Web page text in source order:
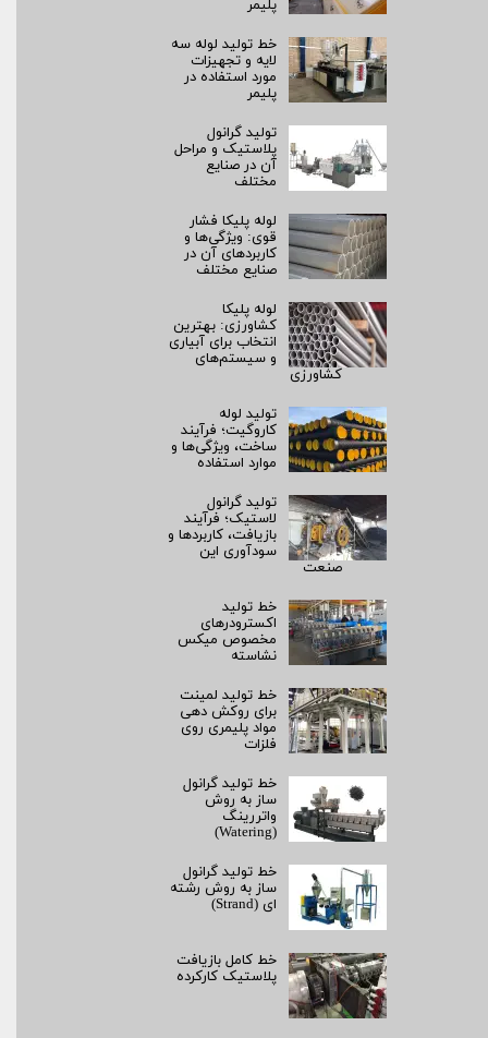
پلیمر
خط تولید لوله سه
لایه و تجهیزات
مورد استفاده در
پلیمر
تولید گرانول
پلاستیک و مراحل
آن در صنایع
مختلف
لوله پلیکا فشار
قوی: ویژگی‌ها و
کاربردهای آن در
صنایع مختلف
لوله پلیکا
کشاورزی: بهترین
انتخاب برای آبیاری
و سیستم‌های
کشاورزی
تولید لوله
کاروگیت؛ فرآیند
ساخت، ویژگی‌ها و
موارد استفاده
تولید گرانول
لاستیک؛ فرآیند
بازیافت، کاربردها و
سودآوری این
صنعت
خط تولید
اکسترودرهای
مخصوص میکس
نشاسته
خط تولید لمینت
برای روکش‌ دهی
مواد پلیمری روی
فلزات
خط تولید گرانول
ساز به روش
واتررینگ
(Watering)
خط تولید گرانول
ساز به روش رشته‌
ای (Strand)
خط کامل بازیافت
پلاستیک کارکرده